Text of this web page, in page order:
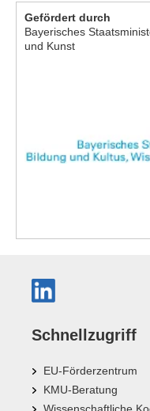
Gefördert durch
Bayerisches
und Kunst
Schnellzugriff
EU-Förderzentrum
KMU-Beratung
Wissenschaftliche